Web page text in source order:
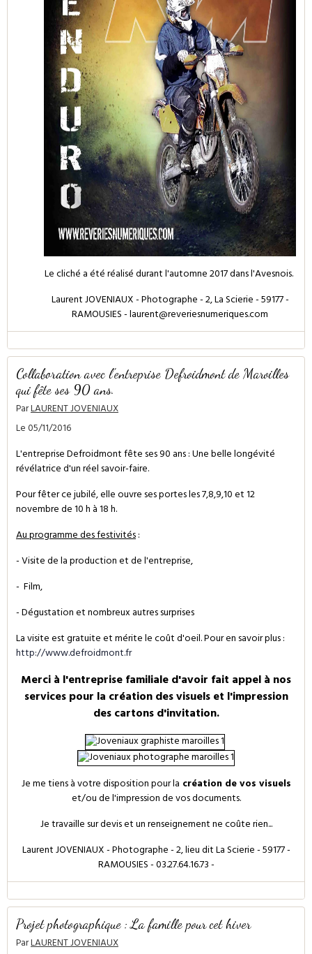
Le cliché a été réalisé durant l'automne 2017 dans l'Avesnois.
Laurent JOVENIAUX - Photographe - 2, La Scierie - 59177 -
RAMOUSIES - laurent@reveriesnumeriques.com
Collaboration avec l'entreprise Defroidmont de Maroilles
qui fête ses 90 ans.
ParLAURENT JOVENIAUX
Le 05/11/2016
L'entreprise Defroidmont fête ses 90 ans : Une belle longévité
révélatrice d'un réel savoir-faire.
Pour fêter ce jubilé, elle ouvre ses portes les 7,8,9,10 et 12
novembre de 10 h à 18 h.
Au programme des festivités:
- Visite de la production et de l'entreprise,
- Film,
- Dégustation et nombreux autres surprises
La visite est gratuite et mérite le coût d'oeil. Pour en savoir plus :
http://www.defroidmont.fr
Merci à l'entreprise familiale d'avoir fait appel à nos
services pour la création des visuels et l'impression
des cartons d'invitation.
Je me tiens à votre disposition pour la création de vos visuels
et/ou de l'impression de vos documents.
Je travaille sur devis et un renseignement ne coûte rien...
Laurent JOVENIAUX - Photographe - 2, lieu dit La Scierie - 59177 -
RAMOUSIES - 03.27.64.16.73 -
Projet photographique : La famille pour cet hiver
ParLAURENT JOVENIAUX